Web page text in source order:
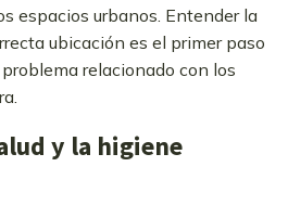
espacios urbanos. Entender la
ubicación es el primer paso
relacionado con los
y la higiene